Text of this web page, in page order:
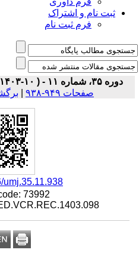
ثبت نام و اشتراک
فرم ثبت نام
دوره ۳۵، شماره ۱۱ - ( ۱۰-۱۴۰۳ )
صفحات ۹۴۹-۹۳۸
|
umj.35.11.938
73992